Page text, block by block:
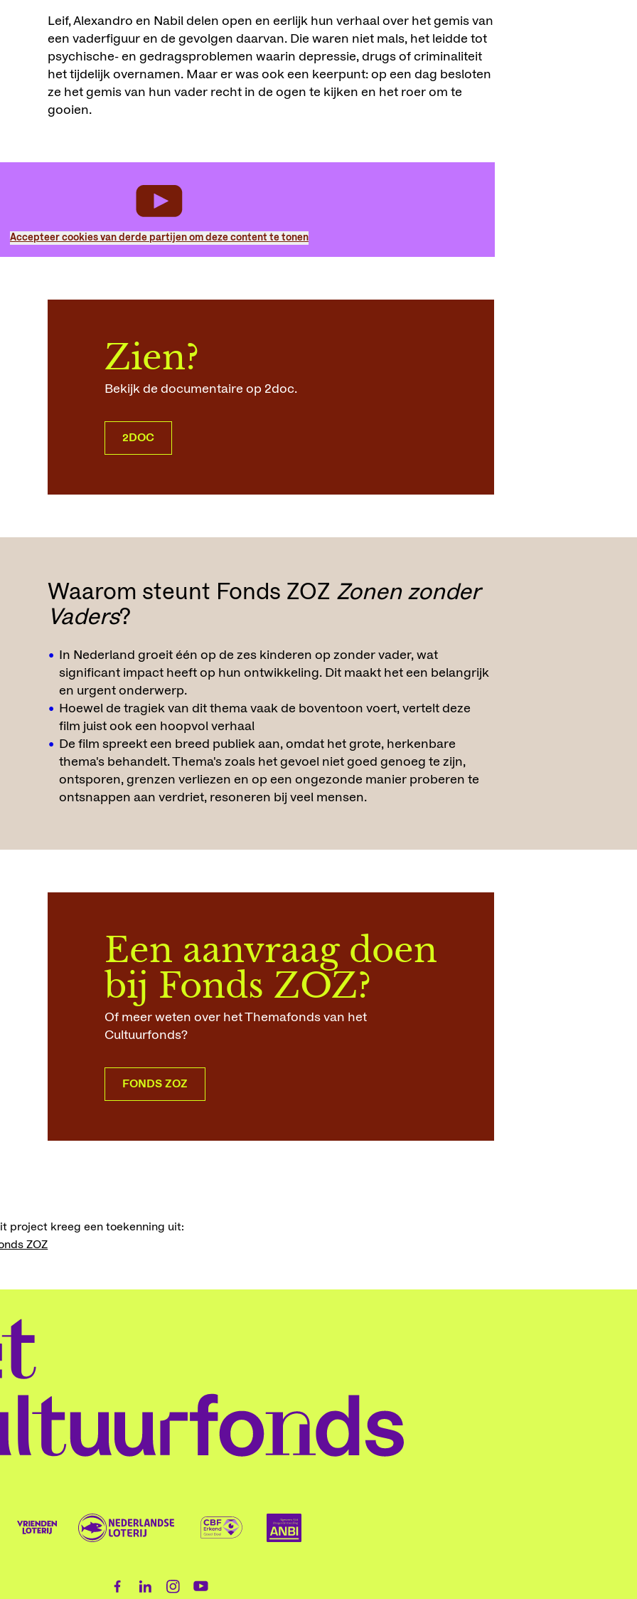
Leif, Alexandro en Nabil delen open en eerlijk hun verhaal over het gemis van
een vaderfiguur en de gevolgen daarvan. Die waren niet mals, het leidde tot
psychische- en gedragsproblemen waarin depressie, drugs of criminaliteit
het tijdelijk overnamen. Maar er was ook een keerpunt: op een dag besloten
ze het gemis van hun vader recht in de ogen te kijken en het roer om te
gooien.
Accepteer cookies van derde partijen om deze content te tonen
Zien?
Bekijk de documentaire op 2doc.
2DOC
Waarom steunt Fonds ZOZ Zonen zonder
Vaders?
In Nederland groeit één op de zes kinderen op zonder vader, wat
significant impact heeft op hun ontwikkeling. Dit maakt het een belangrijk
en urgent onderwerp.
Hoewel de tragiek van dit thema vaak de boventoon voert, vertelt deze
film juist ook een hoopvol verhaal
De film spreekt een breed publiek aan, omdat het grote, herkenbare
thema's behandelt. Thema's zoals het gevoel niet goed genoeg te zijn,
ontsporen, grenzen verliezen en op een ongezonde manier proberen te
ontsnappen aan verdriet, resoneren bij veel mensen.
Een aanvraag doen
bij Fonds ZOZ?
Of meer weten over het Themafonds van het
Cultuurfonds?
FONDS ZOZ
project kreeg een toekenning uit:
ZOZ